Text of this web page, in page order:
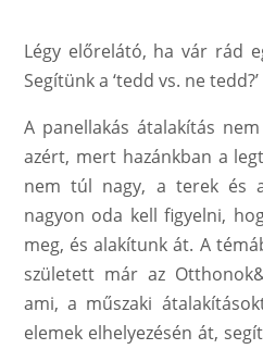
Légy előrelátó, ha vár rád
Segítünk a ‘tedd vs. ne
A panellakás átalakítás
azért, mert hazánkban a
nem túl nagy, a terek és
nagyon oda kell figyelni,
meg, és alakítunk át. A
született már az
ami, a műszaki
elemek elhelyezésén át,